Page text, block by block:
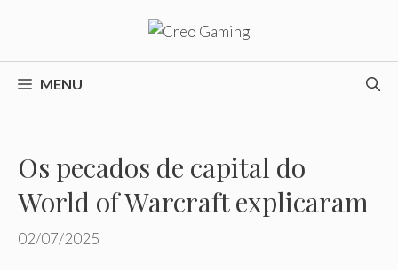
o
conteúdoMENU
Os pecados de capital do
World of Warcraft explicaram
02/07/2025